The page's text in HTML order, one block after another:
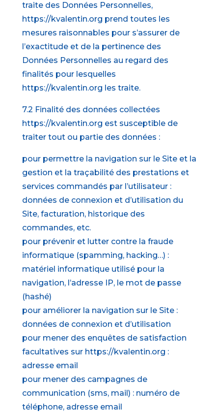
traite des Données Personnelles,
https://kvalentin.org prend toutes les
mesures raisonnables pour s’assurer de
l’exactitude et de la pertinence des
Données Personnelles au regard des
finalités pour lesquelles
https://kvalentin.org les traite.
7.2 Finalité des données collectées
https://kvalentin.org est susceptible de
traiter tout ou partie des données :
pour permettre la navigation sur le Site et la
gestion et la traçabilité des prestations et
services commandés par l’utilisateur :
données de connexion et d’utilisation du
Site, facturation, historique des
commandes, etc.
pour prévenir et lutter contre la fraude
informatique (spamming, hacking…) :
matériel informatique utilisé pour la
navigation, l’adresse IP, le mot de passe
(hashé)
pour améliorer la navigation sur le Site :
données de connexion et d’utilisation
pour mener des enquêtes de satisfaction
facultatives sur https://kvalentin.org :
adresse email
pour mener des campagnes de
communication (sms, mail) : numéro de
téléphone, adresse email